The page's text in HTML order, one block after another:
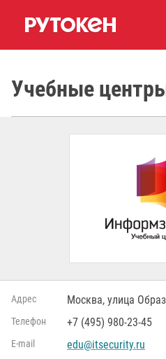
Учебные
Адрес Москва, улица
Телефон +7 (495) 980-23-45
Е-mail edu@itsecurity.ru